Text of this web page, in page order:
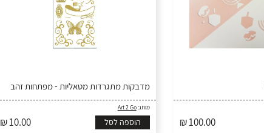
₪ 100.00
מדבקות מתגרדות מטאליות - מפתחות זהב
מותג:Art 2 Go
₪ 10.00 הוספה לסל